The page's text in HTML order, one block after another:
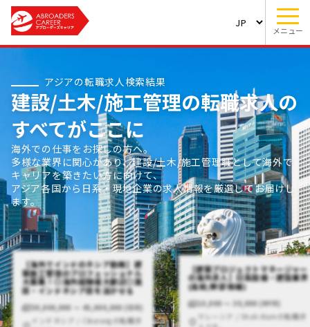
メニュー
アジアの転職求人検索結果
建設/土木/施工管理の転職求人の
すべてがここに
海外での仕事をお探しの方へ。
多様な業界に関心があり、建設/土木/施工管理職として海外で
キャリアを築きたい方に向けて、
アジア各国から日系・現地企業の求人情報を厳選してお届けし
ます。
【海外でインドのネシア勤務】建
築施工管理のプロフェッショナル
大募集！◎海外経験者大歓迎◎英
語・インドネシア語を活かせる
30,000,000 〜 45,000,000 (IDR)
インドネシア / Cikarangの転職求
【建築プロジェクトマネージャー
の海外求人】日系設備・建設業界
(高給/幹部候補)
10,000 〜 30,000 (MYR)
マレーシア / Shah Alamの転職求